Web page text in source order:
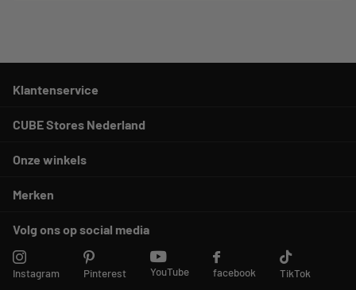
Klantenservice
CUBE Stores Nederland
Onze winkels
Merken
Volg ons op social media
Instagram Pinterest YouTube facebook TikTok